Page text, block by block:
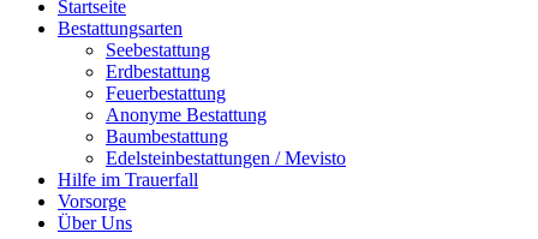
Startseite
Bestattungsarten
Seebestattung
Erdbestattung
Feuerbestattung
Anonyme Bestattung
Baumbestattung
Edelsteinbestattungen / Mevisto
Hilfe im Trauerfall
Vorsorge
Über Uns